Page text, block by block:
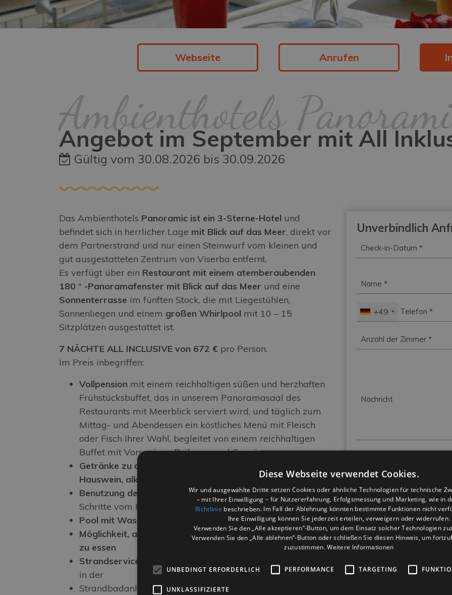
Webseite Anrufen
Ambienthotels
Angebot im September mit All
Gültig vom 30.08.2026 bis 30.09.2026
Das Ambienthotels Panoramic ist ein 3-Sterne-Hotel und
befindet sich in herrlicher Lage mit Blick auf das Meer, direkt vor
dem Partnerstrand und nur einen Steinwurf vom kleinen und
gut ausgestatteten Zentrum von Viserba entfernt.
Es verfügt über ein Restaurant mit einem atemberaubenden
180 ° -Panoramafenster mit Blick auf das Meer und eine
Sonnenterrasse im fünften Stock, die mit Liegestühlen,
Sonnenliegen und einem großen Whirlpool mit 10 – 15
Sitzplätzen ausgestattet ist.
7 NÄCHTE ALL INCLUSIVE von 672 € pro Person.
Im Preis inbegriffen:
Vollpension mit einem reichhaltigen süßen und herzhaften
Frühstücksbuffet, das in unserem Panoramasaal des
Restaurants mit Meerblick serviert wird, und täglich zum
Mittag- und Abendessen ein köstliches Menü mit Fleisch
oder Fisch Ihrer Wahl, begleitet von einem reichhaltigen
Buffet mit Vorspeisen, Beilagen und Gemüse.
Getränke zu den Mahlzeiten inbegriffen (Wasser,
Hauswein, alkoholfreie Getränke und Bier)
Benutzung des Fitnesszentrums „Vilaggio Mantra“wenige
Schritte vom Hotel entfernt
Pool mit Wasserrutschen am Strand
Möglichkeit, am Strand in unserer “Tavernetta Sul Mare”
zu essen
Strandservice
in der
Strandbadanlage vor dem Hotel
Unverbindlich
Check-
in-
Name
Telefon
+49
Zimmer
Nachricht
personenbezogenen
des Versands von
Diese Webseite verwendet Cookies.
Wir und ausgewählte Dritte setzen Cookies oder ähnliche Technologien für technische
– mit Ihrer Einwilligung – für Nutzererfahrung, Erfolgsmessung und Marketing, wie in
Richtlinie beschrieben. Im Fall der Ablehnung könnten bestimmte Funktionen nicht
Ihre Einwilligung können Sie jederzeit erteilen, verweigern oder widerrufen.
Verwenden Sie den „Alle akzeptieren“-Button, um dem Einsatz solcher Technologien
Verwenden Sie den „Alle ablehnen“-Button oder schließen Sie diesen Hinweis, um
zuzustimmen.Weitere Informationen
UNBEDINGT ERFORDERLICH PERFORMANCE TARGETING
UNKLASSIFIZIERTE